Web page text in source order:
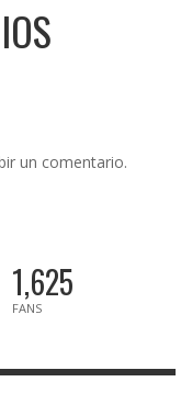
un comentario.
1,625
FANS